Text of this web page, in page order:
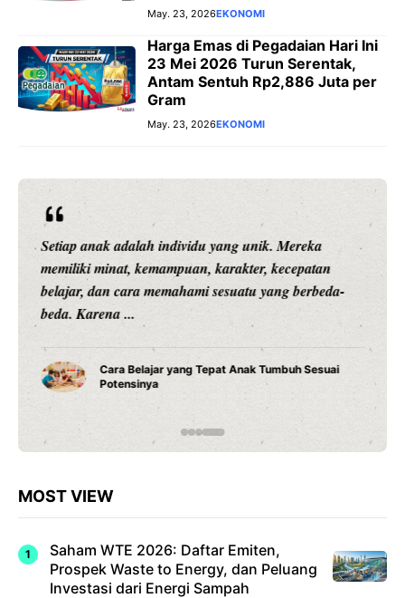
May. 23, 2026EKONOMI
Harga Emas di Pegadaian Hari Ini
23 Mei 2026 Turun Serentak,
Antam Sentuh Rp2,886 Juta per
Gram
May. 23, 2026EKONOMI
Setiap anak adalah individu yang unik. Mereka
memiliki minat, kemampuan, karakter, kecepatan
belajar, dan cara memahami sesuatu yang berbeda-
beda. Karena ...
Cara Belajar yang Tepat Anak Tumbuh Sesuai
Potensinya
MOST VIEW
Saham WTE 2026: Daftar Emiten,
Prospek Waste to Energy, dan Peluang
Investasi dari Energi Sampah